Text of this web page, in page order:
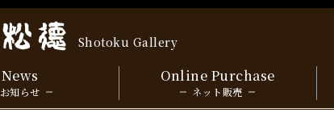
Shotoku Gallery
News
お知らせ
Online Purchase
ネット販売